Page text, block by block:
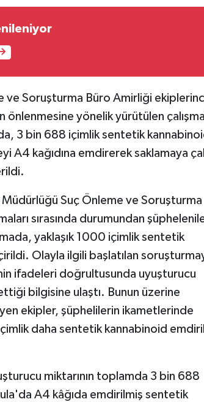
ve Soruşturma Büro Amirliği
önlenmesine yönelik yürütülen
3 bin 688 içimlik sentetik
kağıdına emdirerek saklamaya
Suç Önleme ve Soruşturma
sırasında durumundan
yaklaşık 1000 içimlik sentetik
Olayla ilgili başlatılan
ifadeleri doğrultusunda uyuşturucu
bilgisine ulaştı. Bunun üzerine
ekipler, şüphelilerin ikametlerinde
daha sentetik kannabinoid
miktarının toplamda 3 bin 688
A4 kâğıda emdirilmiş sentetik